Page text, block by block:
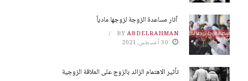
آثار مساعدة الزوجة لزوجها مادياً
BY ABDELRAHMAN
30 أغسطس، 2021
تأثير الاهتمام الزائد بالزوج على العلاقة الزوجية